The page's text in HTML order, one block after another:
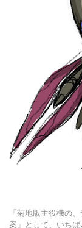
「菊地版主役機の
案」として、いち